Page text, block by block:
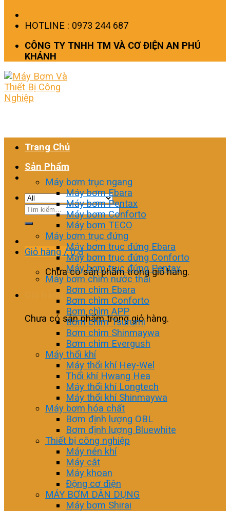
HOTLINE : 0973 244 687
CÔNG TY TNHH TM VÀ CƠ ĐIỆN AN PHÚ
KHÁNH
Tìm
Giỏ hàng /0₫
Chưa có sản phẩm trong giỏ hàng.
Giỏ hàng
Chưa có sản phẩm trong giỏ hàng.
Trang Chủ
Sản Phẩm
Máy bơm trục ngang
Máy bơm Ebara
Máy bơm Pentax
Máy bơm Conforto
Máy bơm TECO
Máy bơm trục đứng
Máy bơm trục đứng Ebara
Máy bơm trục đứng Conforto
Máy bơm trục đứng Pentax
Máy bơm chìm nước thải
Bơm chìm Ebara
Bơm chìm Conforto
Bơm chìm APP
Bơm chìm Tsurumi
Bơm chìm Shinmaywa
Bơm chìm Evergush
Máy thổi khí
Máy thổi khí Hey-Wel
Thổi khí Hwang Hea
Máy thổi khí Longtech
Máy thổi khí Shinmaywa
Máy bơm hóa chất
Bơm định lượng OBL
Bơm định lượng Bluewhite
Thiết bị công nghiệp
Máy nén khí
Máy cắt
Máy khoan
Động cơ điện
MÁY BƠM DÂN DỤNG
Máy bơm Shirai